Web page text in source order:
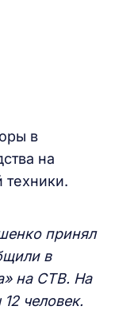
в
на
принял
в
на СТВ. На
человек.